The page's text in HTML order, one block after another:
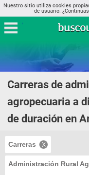
Nuestro sitio utiliza cookies
de usuario.
Carreras de
agropecuaria a
de duración en
Carreras
Administración Rural